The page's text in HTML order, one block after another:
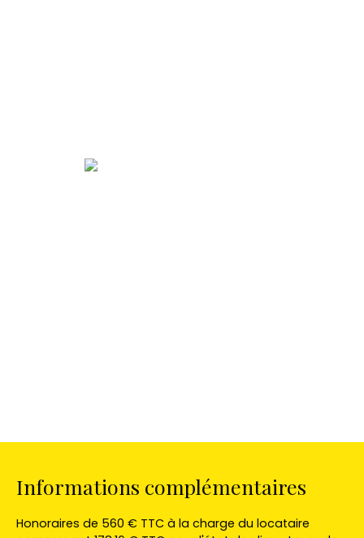
Informations complémentaires
Honoraires de 560 € TTC à la charge du locataire